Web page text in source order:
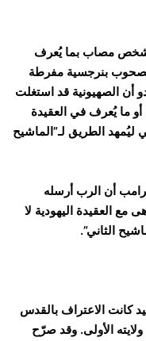
شخص مصاب بما يُعرف
بنرجسية مفرطة
أن الصهيونية قد استغلت
أو ما يُعرف في العقيدة
ليُمهد الطريق لـ”الماشيح
أن الرب أرسله
مع العقيدة اليهودية لا
الثاني”.
كانت الاعتراف بالقدس
الأولى. وقد صرّح